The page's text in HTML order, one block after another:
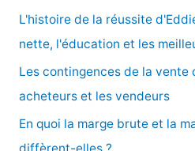
:
L'histoire de la réussite
nette, l'éducation et les
Les contingences de la vente
acheteurs et les vendeurs
En quoi la marge brute et la
diffèrent-elles ?